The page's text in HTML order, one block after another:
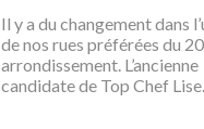
Il y a du changement dans
de nos rues préférées du
arrondissement. L’ancienne
candidate de Top Chef Lise…